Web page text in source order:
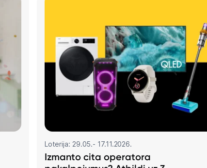
Loterija: 29.05.- 17.11.2026.
Izmanto cita operatora